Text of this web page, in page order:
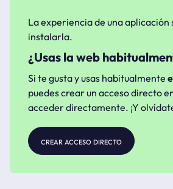
La experiencia de una aplicación
instalarla.
¿Usas la web
Si te gusta y usas habitualmente
puedes crear un acceso directo
acceder directamente. ¡Y
crear acceso directo